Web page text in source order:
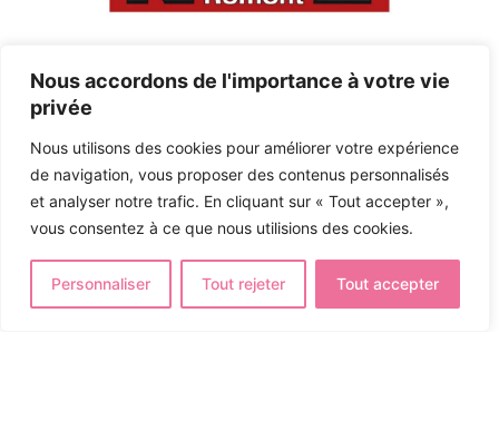
Nous accordons de l'importance à votre vie
privée
Nous utilisons des cookies pour améliorer votre expérience
de navigation, vous proposer des contenus personnalisés
et analyser notre trafic. En cliquant sur « Tout accepter »,
vous consentez à ce que nous utilisions des cookies.
Personnaliser Tout rejeter Tout accepter